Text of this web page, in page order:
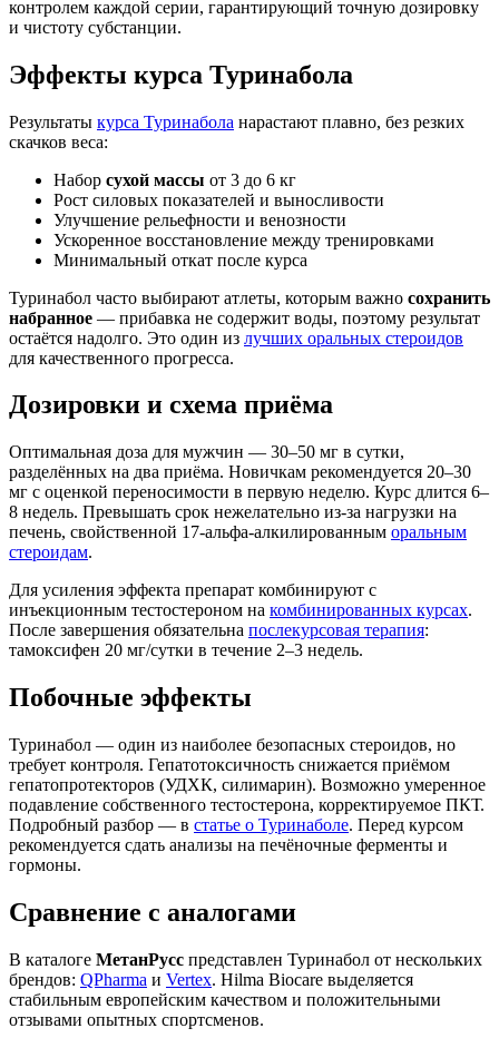
контролем каждой серии, гарантирующий точную дозировку
и чистоту субстанции.
Эффекты курса Туринабола
Результаты курса Туринабола нарастают плавно, без резких
скачков веса:
Набор сухой массы от 3 до 6 кг
Рост силовых показателей и выносливости
Улучшение рельефности и венозности
Ускоренное восстановление между тренировками
Минимальный откат после курса
Туринабол часто выбирают атлеты, которым важно сохранить
набранное — прибавка не содержит воды, поэтому результат
остаётся надолго. Это один из лучших оральных стероидов
для качественного прогресса.
Дозировки и схема приёма
Оптимальная доза для мужчин — 30–50 мг в сутки,
разделённых на два приёма. Новичкам рекомендуется 20–30
мг с оценкой переносимости в первую неделю. Курс длится 6–
8 недель. Превышать срок нежелательно из-за нагрузки на
печень, свойственной 17-альфа-алкилированным оральным
стероидам.
Для усиления эффекта препарат комбинируют с
инъекционным тестостероном на комбинированных курсах.
После завершения обязательна послекурсовая терапия:
тамоксифен 20 мг/сутки в течение 2–3 недель.
Побочные эффекты
Туринабол — один из наиболее безопасных стероидов, но
требует контроля. Гепатотоксичность снижается приёмом
гепатопротекторов (УДХК, силимарин). Возможно умеренное
подавление собственного тестостерона, корректируемое ПКТ.
Подробный разбор — в статье о Туринаболе. Перед курсом
рекомендуется сдать анализы на печёночные ферменты и
гормоны.
Сравнение с аналогами
В каталоге МетанРусс представлен Туринабол от нескольких
брендов: QPharma и Vertex. Hilma Biocare выделяется
стабильным европейским качеством и положительными
отзывами опытных спортсменов.